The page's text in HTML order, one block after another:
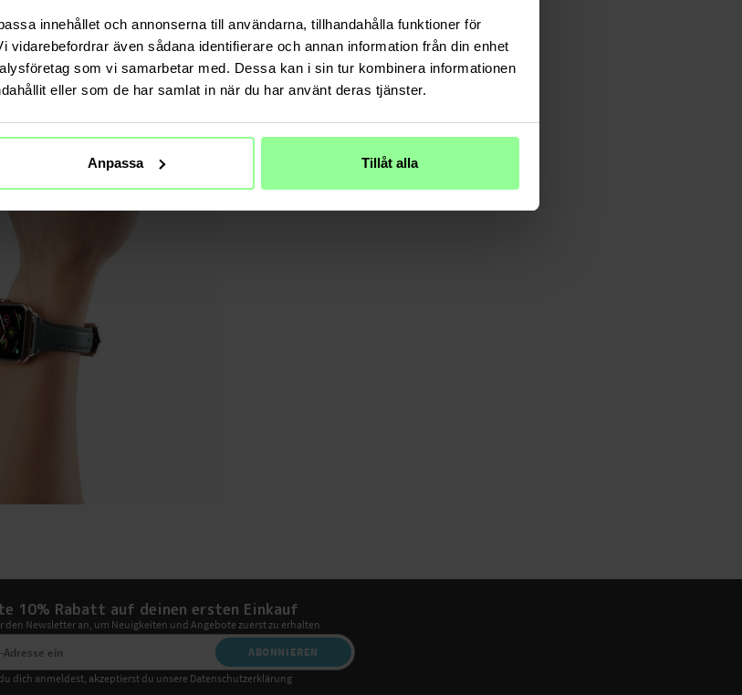
innehållet och annonserna till användarna, tillhandahålla funktioner för
även sådana identifierare och annan information från din enhet
som vi samarbetar med. Dessa kan i sin tur kombinera informationen
eller som de har samlat in när du har använt deras tjänster.
Anpassa Tillåt alla
10% Rabatt auf deinen ersten Einkauf
den Newsletter an, um Neuigkeiten und Angebote zuerst zu erhalten
ABONNIEREN
dich anmeldest, akzeptierst du unsere Datenschutzerklärung